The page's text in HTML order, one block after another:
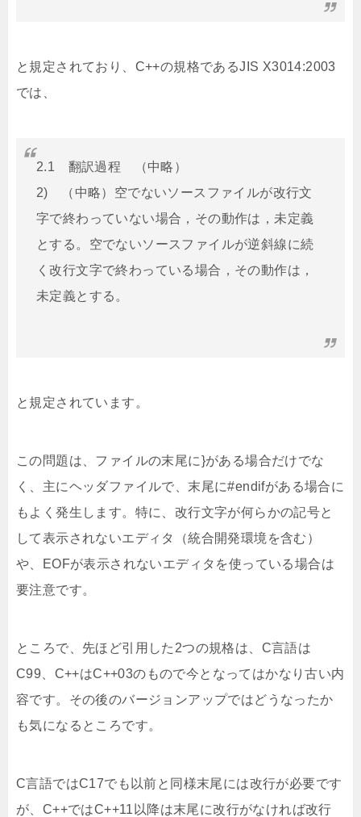
と規定されており、C++の規格であるJIS X3014:2003
では、
2.1 翻訳過程 （中略）
2) （中略）空でないソースファイルが改行文
字で終わっていない場合，その動作は，未定義
とする。空でないソースファイルが逆斜線に続
く改行文字で終わっている場合，その動作は，
未定義とする。
と規定されています。
この問題は、ファイルの末尾に}がある場合だけでな
く、主にヘッダファイルで、末尾に#endifがある場合に
もよく発生します。特に、改行文字が何らかの記号と
して表示されないエディタ（統合開発環境を含む）
や、EOFが表示されないエディタを使っている場合は
要注意です。
ところで、先ほど引用した2つの規格は、C言語は
C99、C++はC++03のもので今となってはかなり古い内
容です。その後のバージョンアップではどうなったか
も気になるところです。
C言語ではC17でも以前と同様末尾には改行が必要です
が、C++ではC++11以降は末尾に改行がなければ改行